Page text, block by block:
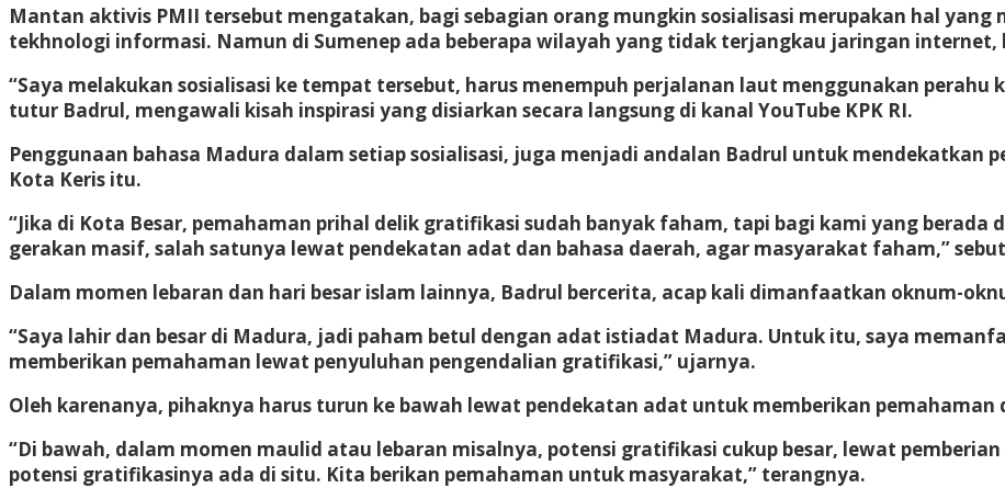
Mantan aktivis PMII tersebut mengatakan, bagi sebagian orang mungkin sosialisasi merupakan hal
tekhnologi informasi. Namun di Sumenep ada beberapa wilayah yang tidak terjangkau jaringan internet,
“Saya melakukan sosialisasi ke tempat tersebut, harus menempuh perjalanan laut menggunakan perahu
tutur Badrul, mengawali kisah inspirasi yang disiarkan secara langsung di kanal YouTube KPK RI.
Penggunaan bahasa Madura dalam setiap sosialisasi, juga menjadi andalan Badrul untuk mendekatkan
Kota Keris itu.
“Jika di Kota Besar, pemahaman prihal delik gratifikasi sudah banyak faham, tapi bagi kami yang berada
gerakan masif, salah satunya lewat pendekatan adat dan bahasa daerah, agar masyarakat faham,”
Dalam momen lebaran dan hari besar islam lainnya, Badrul bercerita, acap kali dimanfaatkan oknum-
“Saya lahir dan besar di Madura, jadi paham betul dengan adat istiadat Madura. Untuk itu, saya
memberikan pemahaman lewat penyuluhan pengendalian gratifikasi,” ujarnya.
Oleh karenanya, pihaknya harus turun ke bawah lewat pendekatan adat untuk memberikan
“Di bawah, dalam momen maulid atau lebaran misalnya, potensi gratifikasi cukup besar, lewat
potensi gratifikasinya ada di situ. Kita berikan pemahaman untuk masyarakat,” terangnya.